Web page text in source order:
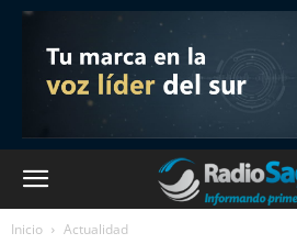
Inicio Actualidad